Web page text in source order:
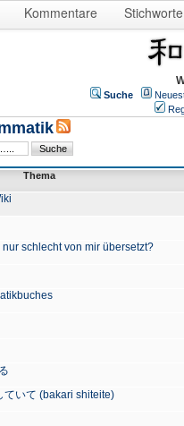
Kommentare Stichworte
Suche
Thema
schlecht von mir übersetzt?
ていて (bakari shiteite)